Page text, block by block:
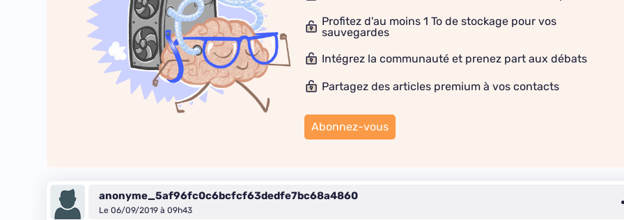
Profitez d'au moins 1 To de stockage pour vos
sauvegardes
Intégrez la communauté et prenez part aux débats
Partagez des articles premium à vos contacts
Abonnez-vous
anonyme_5af96fc0c6bcfcf63dedfe7bc68a4860
Le 06/09/2019 à 09h43